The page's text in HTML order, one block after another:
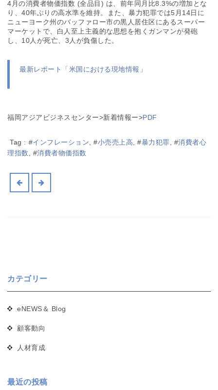
4月の消費者物価指数 (全品目) は、前年同月比8.3%の増加とな
り、40年ぶりの高水準を維持。また、暴力犯罪では5月14日に
ニューヨーク州のバッファロー市の黒人居住区にあるスーパー
マーケットで、白人至上主義的な思想を抱くガンマンが発砲
し、10人が死亡、3人が負傷した。
最新レポート「米国における現地情報」
福岡アジアビジネスセンター>新着情報ー>PDF
Tag : #インフレーション , #小売売上高 , #暴力犯罪 , #消費者心
理指数 , #消費者物価指数
カテゴリー
eNEWS＆ Blog
顧客動向
人材育成
最近の投稿